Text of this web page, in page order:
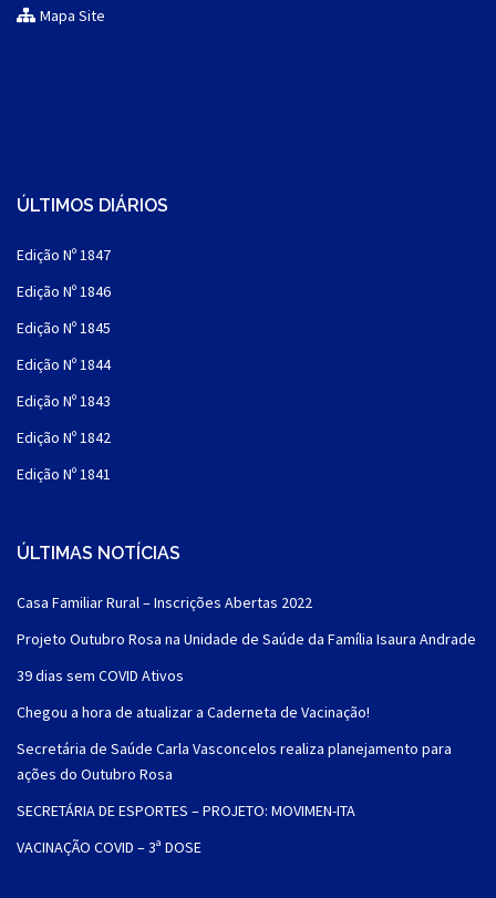
Mapa Site
ÚLTIMOS DIÁRIOS
Edição Nº 1847
Edição Nº 1846
Edição Nº 1845
Edição Nº 1844
Edição Nº 1843
Edição Nº 1842
Edição Nº 1841
ÚLTIMAS NOTÍCIAS
Casa Familiar Rural – Inscrições Abertas 2022
Projeto Outubro Rosa na Unidade de Saúde da Família Isaura Andrade
39 dias sem COVID Ativos
Chegou a hora de atualizar a Caderneta de Vacinação!
Secretária de Saúde Carla Vasconcelos realiza planejamento para
ações do Outubro Rosa
SECRETÁRIA DE ESPORTES – PROJETO: MOVIMEN-ITA
VACINAÇÃO COVID – 3ª DOSE